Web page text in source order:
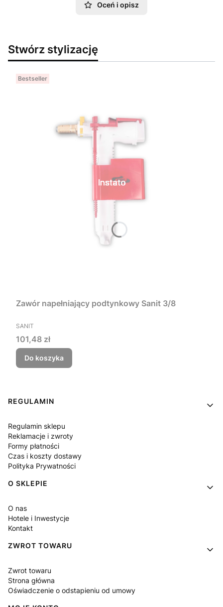
Oceń i opisz
Stwórz stylizację
Bestseller
Zawór napełniający podtynkowy Sanit 3/8
PRODUCENT
SANIT
Cena
101,48 zł
Do koszyka
Linki w stopce
REGULAMIN
Regulamin sklepu
Reklamacje i zwroty
Formy płatności
Czas i koszty dostawy
Polityka Prywatności
O SKLEPIE
O nas
Hotele i Inwestycje
Kontakt
ZWROT TOWARU
Zwrot towaru
Strona główna
Oświadczenie o odstapieniu od umowy